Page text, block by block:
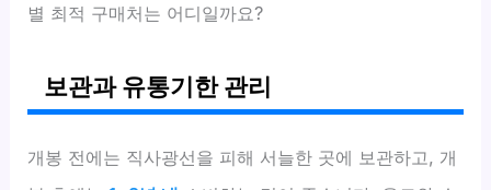
별 최적 구매처는 어디일까요?
보관과 유통기한 관리
개봉 전에는 직사광선을 피해 서늘한 곳에 보관하고, 개